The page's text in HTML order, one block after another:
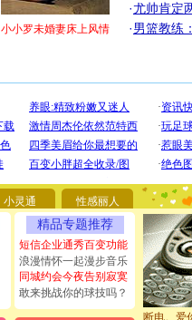
小小罗未婚妻床上风情
·尤帅肯定
·男篮教练
小灵通 性感丽人
精品专题推荐
短信企业通秀百变功能
浪漫情怀一起漫步音乐
同城约会今夜告别寂寞
敢来挑战你的球技吗？
[圣诞节]
你太多，
要平安
[圣诞节]
能正大光
都要快乐
[圣诞节]
如意,快
[元旦]看
断电。爱